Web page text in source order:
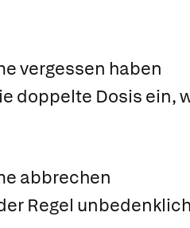
vergessen haben
doppelte Dosis ein,
abbrechen
Regel